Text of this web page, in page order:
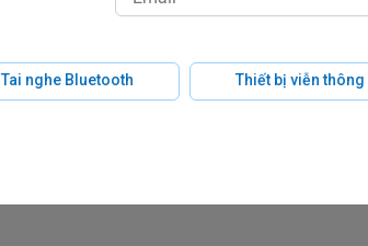
Tai nghe Bluetooth Thiết bị viễn thông